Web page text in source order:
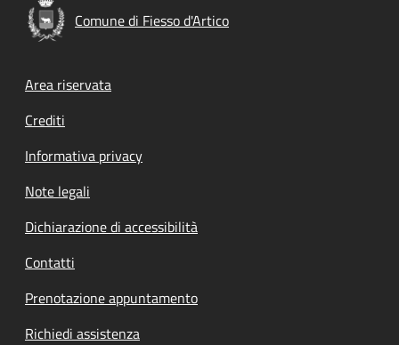
Comune di Fiesso d'Artico
Footer menu
Area riservata
Crediti
Informativa privacy
Note legali
Dichiarazione di accessibilità
Contatti
Prenotazione appuntamento
Richiedi assistenza